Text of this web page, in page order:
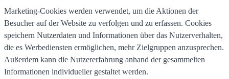
Marketing-Cookies werden verwendet, um die Aktionen der
Besucher auf der Website zu verfolgen und zu erfassen. Cookies
speichern Nutzerdaten und Informationen über das Nutzerverhalten,
die es Werbediensten ermöglichen, mehr Zielgruppen anzusprechen.
Außerdem kann die Nutzererfahrung anhand der gesammelten
Informationen individueller gestaltet werden.